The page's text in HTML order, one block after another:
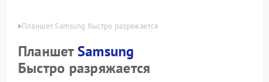
Планшет Samsung быстро разряжается
ПланшетSamsung
Быстро разряжается